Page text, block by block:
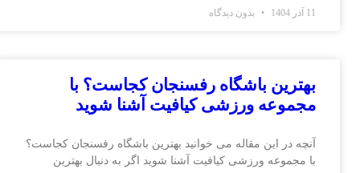
11 آذر 1404 بدون دیدگاه
بهترین باشگاه رفسنجان کجاست؟ با
مجموعه ورزشی کیافیت آشنا شوید
آنچه در این مقاله می خوانید بهترین باشگاه رفسنجان کجاست؟
با مجموعه ورزشی کیافیت آشنا شوید اگر به دنبال بهترین